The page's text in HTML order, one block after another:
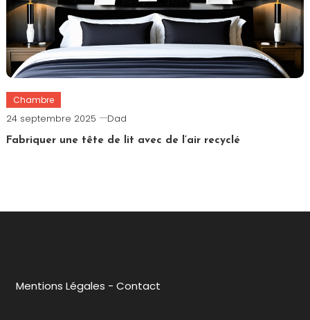
Chambre
24 septembre 2025 Dad
Fabriquer une tête de lit avec de l’air recyclé
Mentions Légales -Contact